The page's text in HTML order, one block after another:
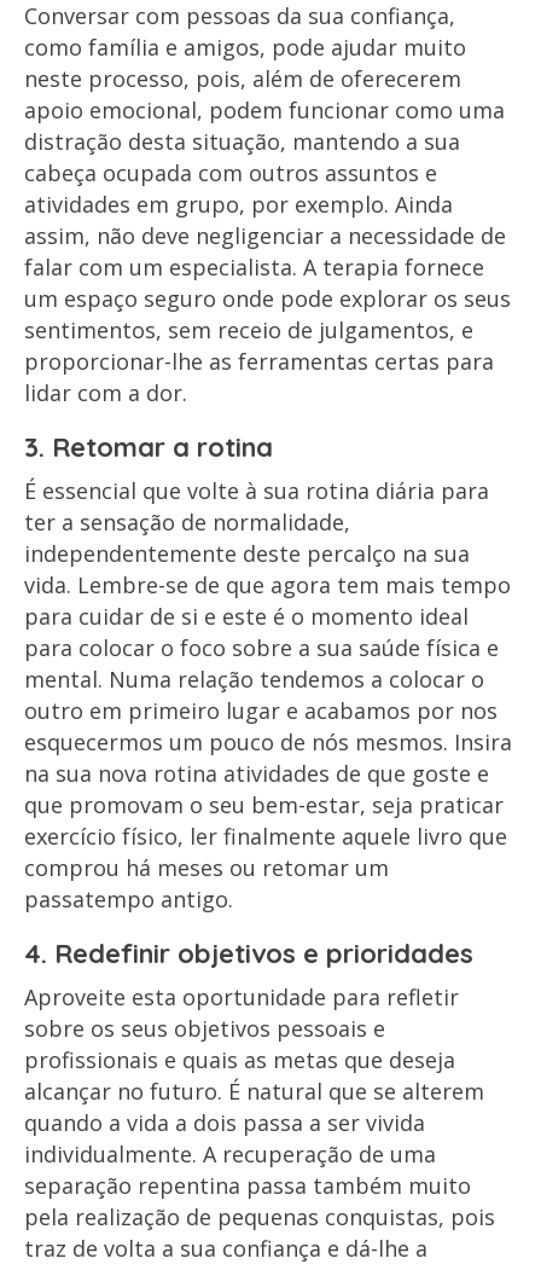
Conversar com pessoas da sua confiança,
como família e amigos, pode ajudar muito
neste processo, pois, além de oferecerem
apoio emocional, podem funcionar como uma
distração desta situação, mantendo a sua
cabeça ocupada com outros assuntos e
atividades em grupo, por exemplo. Ainda
assim, não deve negligenciar a necessidade de
falar com um especialista. A terapia fornece
um espaço seguro onde pode explorar os seus
sentimentos, sem receio de julgamentos, e
proporcionar-lhe as ferramentas certas para
lidar com a dor.
3. Retomar a rotina
É essencial que volte à sua rotina diária para
ter a sensação de normalidade,
independentemente deste percalço na sua
vida. Lembre-se de que agora tem mais tempo
para cuidar de si e este é o momento ideal
para colocar o foco sobre a sua saúde física e
mental. Numa relação tendemos a colocar o
outro em primeiro lugar e acabamos por nos
esquecermos um pouco de nós mesmos. Insira
na sua nova rotina atividades de que goste e
que promovam o seu bem-estar, seja praticar
exercício físico, ler finalmente aquele livro que
comprou há meses ou retomar um
passatempo antigo.
4. Redefinir objetivos e prioridades
Aproveite esta oportunidade para refletir
sobre os seus objetivos pessoais e
profissionais e quais as metas que deseja
alcançar no futuro. É natural que se alterem
quando a vida a dois passa a ser vivida
individualmente. A recuperação de uma
separação repentina passa também muito
pela realização de pequenas conquistas, pois
traz de volta a sua confiança e dá-lhe a